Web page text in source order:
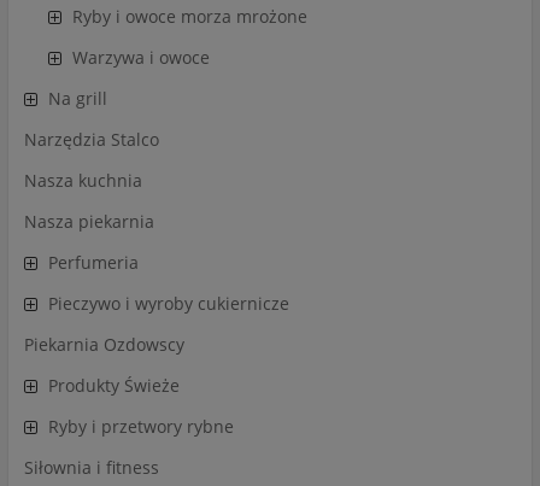
Ryby i owoce morza mrożone
Warzywa i owoce
Na grill
Narzędzia Stalco
Nasza kuchnia
Nasza piekarnia
Perfumeria
Pieczywo i wyroby cukiernicze
Piekarnia Ozdowscy
Produkty Świeże
Ryby i przetwory rybne
Siłownia i fitness